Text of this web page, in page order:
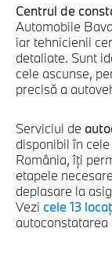
Centrul de
Automobile
iar tehnicienii
detaliate. Sunt
cele ascunse,
precisă a
Serviciul de
disponibil în
România, îți
etapele
deplasare la
Vezi cele 13
autoconstatarea